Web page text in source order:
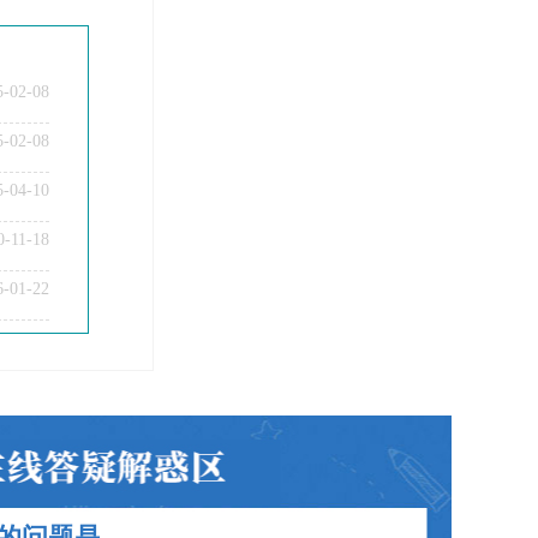
02-08
02-08
04-10
11-18
01-22
师资格证笔试科目有哪些？
师资格证面试题型考核内容？
师资格证在职备考建议？